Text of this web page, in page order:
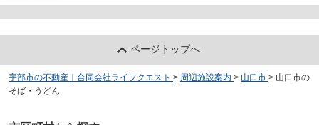
ページトップへ
宇部市の不動産｜合同会社ライフクエスト > 周辺施設案内 > 山口市 > 山口市の
そば・うどん